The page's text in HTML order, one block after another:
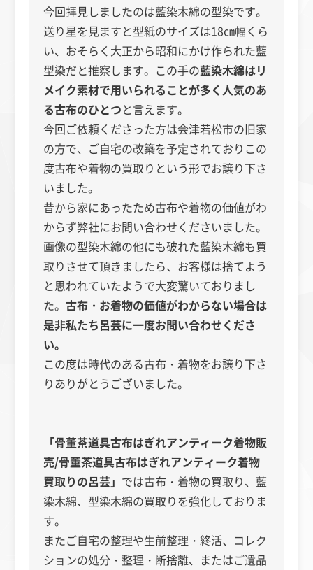
今回拝見しましたのは藍染木綿の型染です。
送り星を見ますと型紙のサイズは18㎝幅くら
い、おそらく大正から昭和にかけ作られた藍
型染だと推察します。この手の藍染木綿はリ
メイク素材で用いられることが多く人気のあ
る古布のひとつと言えます。
今回ご依頼くださった方は会津若松市の旧家
の方で、ご自宅の改築を予定されておりこの
度古布や着物の買取りという形でお譲り下さ
いました。
昔から家にあったため古布や着物の価値がわ
からず弊社にお問い合わせくださいました。
画像の型染木綿の他にも破れた藍染木綿も買
取りさせて頂きましたら、お客様は捨てよう
と思われていたようで大変驚いておりまし
た。古布・お着物の価値がわからない場合は
是非私たち呂芸に一度お問い合わせくださ
い。
この度は時代のある古布・着物をお譲り下さ
りありがとうございました。
「骨董茶道具古布はぎれアンティーク着物販
売/骨董茶道具古布はぎれアンティーク着物
買取りの呂芸」 では古布・着物の買取り、藍
染木綿、型染木綿の買取りを強化しておりま
す。
またご自宅の整理や生前整理・終活、コレク
ションの処分・整理・断捨離、またはご遺品